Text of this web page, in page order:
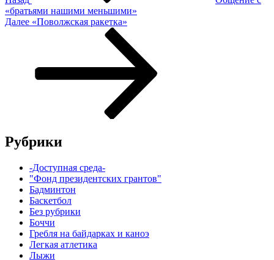
«братьями нашими меньшими»
Следующая
Далее «Поволжская ракетка»
Рубрики
-Доступная среда-
"Фонд президентских грантов"
Бадминтон
Баскетбол
Без рубрики
Боччи
Гребля на байдарках и каноэ
Легкая атлетика
Лыжи